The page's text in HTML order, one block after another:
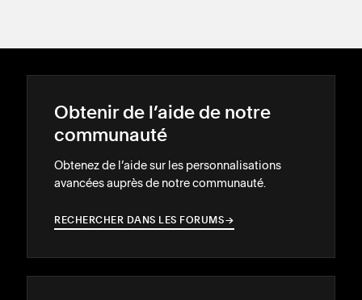
Obtenir de l’aide de notre
communauté
Obtenez de l’aide sur les personnalisations
avancées auprès de notre communauté.
RECHERCHER DANS LES FORUMS→
→